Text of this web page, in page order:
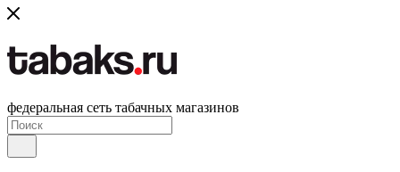
федеральная сеть табачных магазинов